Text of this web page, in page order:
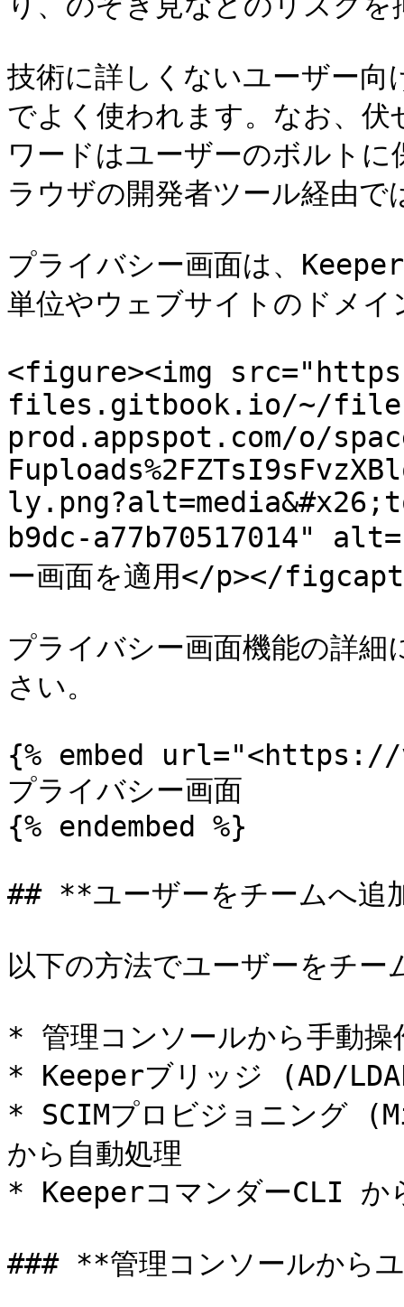
技術に詳しくないユーザー向
でよく使われます。なお、
ワードはユーザーのボルト
ラウザの開発者ツール経由
プライバシー画面は、
単位やウェブサイトのドメ
<figure><img
files.gitbook.io/~/
prod.appspot.com/o/
b9dc-a77b70517014"
ー画面を適用</p></
プライバシー画面機能の詳
さい。
{% embed url="<https://
プライバシー画面
{% endembed %}
## **ユーザーをチームへ追
以下の方法でユーザーをチー
* 管理コンソールから手動操
* Keeperブリッジ (AD/
* SCIMプロビジョニング
から自動処理
* KeeperコマンダーCLI か
### **管理コンソールから